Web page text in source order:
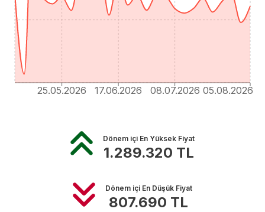
25.05.2026 17.06.2026 08.07.2026 05.08.2026
Dönem içi En Yüksek Fiyat
1.289.320 TL
Dönem içi En Düşük Fiyat
807.690 TL